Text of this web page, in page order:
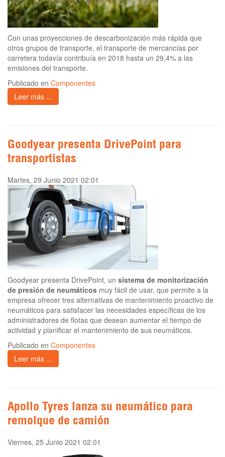
Con unas proyecciones de descarbonización más rápida que
otros grupos de transporte, el transporte de mercancías por
carretera todavía contribuía en 2018 hasta un 29,4% a las
emisiones del transporte.
Publicado en Componentes
Leer más ...
Goodyear presenta DrivePoint para
transportistas
Martes, 29 Junio 2021 02:01
Goodyear presenta DrivePoint, un sistema de monitorización
de presión de neumáticos muy fácil de usar, que permite a la
empresa ofrecer tres alternativas de mantenimiento proactivo de
neumáticos para satisfacer las necesidades específicas de los
administradores de flotas que desean aumentar el tiempo de
actividad y planificar el mantenimiento de sus neumáticos.
Publicado en Componentes
Leer más ...
Apollo Tyres lanza su neumático para
remolque de camión
Viernes, 25 Junio 2021 02:01